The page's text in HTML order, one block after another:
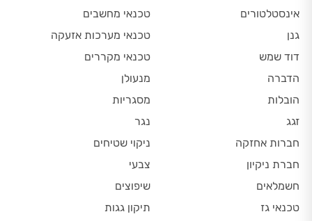
אינסטלטורים
גנן
דוד שמש
הדברה
הובלות
זגג
חברות אחזקה
חברת ניקיון
חשמלאים
טכנאי גז
טכנאי מחשבים
טכנאי מערכות אזעקה
טכנאי מקררים
מנעולן
מסגריות
נגר
ניקוי שטיחים
צבעי
שיפוצים
תיקון גגות